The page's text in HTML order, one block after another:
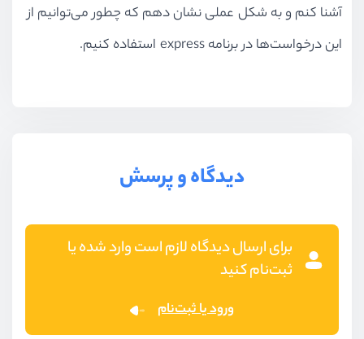
آشنا کنم و به شکل عملی نشان دهم که چطور می‌توانیم از
این درخواست‌ها در برنامه‌ express استفاده کنیم.
دیدگاه و پرسش
برای ارسال دیدگاه لازم است وارد شده یا
ثبت‌نام کنید
ورود یا ثبت‌نام